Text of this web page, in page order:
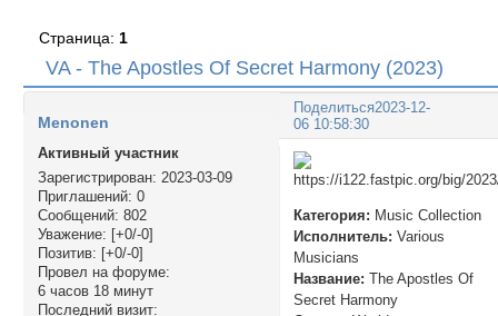
VA - The Apostles Of Secret Harmony (2023)
Страница: 1
Поделиться2023-12-
06 10:58:30
Menonen
Активный участник
Зарегистрирован: 2023-03-09
Приглашений: 0
Сообщений: 802
Уважение: [+0/-0]
Позитив: [+0/-0]
Провел на форуме:
6 часов 18 минут
Последний визит:
Категория: Music Collection
Исполнитель: Various
Musicians
Название: The Apostles Of
Secret Harmony